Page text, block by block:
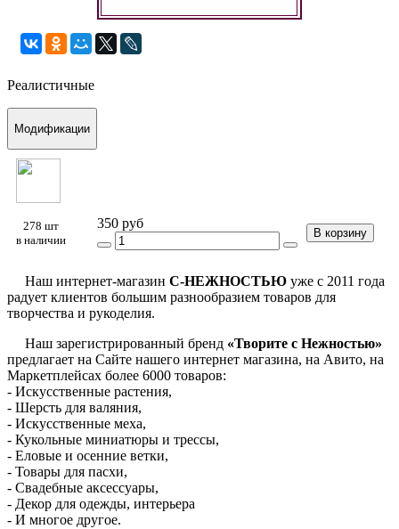
Реалистичные
Модификации
278 шт
в наличии
350 руб
В корзину
Наш интернет-магазин С-НЕЖНОСТЬЮ уже с 2011 года
радует клиентов большим разнообразием товаров для
творчества и рукоделия.
Наш зарегистрированный бренд «Творите с Нежностью»
предлагает на Сайте нашего интернет магазина, на Авито, на
Маркетплейсах более 6000 товаров:
- Искусственные растения,
- Шерсть для валяния,
- Искусственные меха,
- Кукольные миниатюры и трессы,
- Еловые и осенние ветки,
- Товары для пасхи,
- Свадебные аксессуары,
- Декор для одежды, интерьера
- И многое другое.